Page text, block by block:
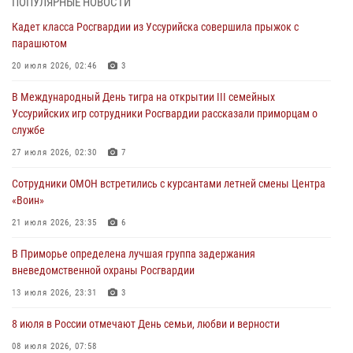
ходом
28 июля 2026, 10:29
посвященном Дню Крещения Руси
28 июля 2026, 05:39 3
В Международный День тигра на открытии III семейных
службе
разрешительной работы Росгвардии напомнили гражданам, как
сдать оружие за вознаграждение
23 июля 2026, 22:45
Кадет класса Росгвардии из Уссурийска совершила прыжок с
парашютом
20 июля 2026, 02:46 3
В Международный День тигра на открытии III семейных
Уссурийских игр сотрудники Росгвардии рассказали приморцам о
службе
27 июля 2026, 02:30 7
Сотрудники ОМОН встретились с курсантами летней смены Центра
«Воин»
21 июля 2026, 23:35 6
В Приморье определена лучшая группа задержания
вневедомственной охраны Росгвардии
13 июля 2026, 23:31 3
8 июля в России отмечают День семьи, любви и верности
08 июля 2026, 07:58